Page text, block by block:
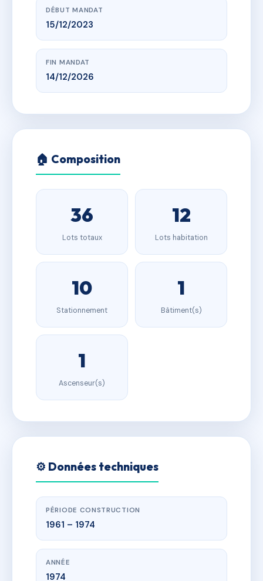
DÉBUT MANDAT
15/12/2023
FIN MANDAT
14/12/2026
🏠 Composition
36
Lots totaux
12
Lots habitation
10
Stationnement
1
Bâtiment(s)
1
Ascenseur(s)
⚙️ Données techniques
PÉRIODE CONSTRUCTION
1961 – 1974
ANNÉE
1974